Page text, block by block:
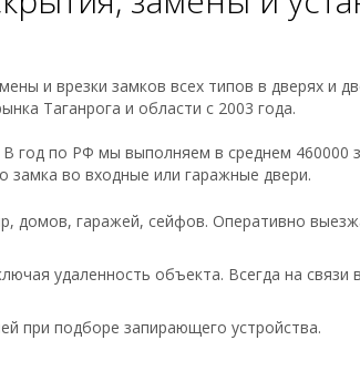
и врезки замков всех типов в дверях и
Таганрога и области с 2003 года.
год по РФ мы выполняем в среднем 460000
замка во входные или гаражные двери.
домов, гаражей, сейфов. Оперативно
удаленность объекта. Всегда на связи
при подборе запирающего устройства.